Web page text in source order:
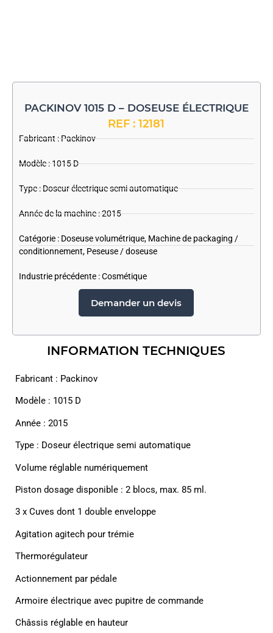
PACKINOV 1015 D – DOSEUSE ÉLECTRIQUE
REF : 12181
Fabricant :Packinov
Modèle : 1015 D
Type : Doseur électrique semi automatique
Année de la machine : 2015
Catégorie : Doseuse volumétrique, Machine de packaging /
conditionnement, Peseuse / doseuse
Industrie précédente :Cosmétique
Demander un devis
INFORMATION TECHNIQUES
Fabricant : Packinov
Modèle : 1015 D
Année : 2015
Type : Doseur électrique semi automatique
Volume réglable numériquement
Piston dosage disponible : 2 blocs, max. 85 ml.
3 x Cuves dont 1 double enveloppe
Agitation agitech pour trémie
Thermorégulateur
Actionnement par pédale
Armoire électrique avec pupitre de commande
Châssis réglable en hauteur